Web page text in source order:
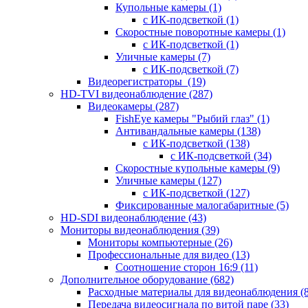
Купольные камеры (1)
с ИК-подсветкой (1)
Скоростные поворотные камеры (1)
с ИК-подсветкой (1)
Уличные камеры (7)
с ИК-подсветкой (7)
Видеорегистраторы (19)
HD-TVI видеонаблюдение (287)
Видеокамеры (287)
FishEye камеры "Рыбий глаз" (1)
Антивандальные камеры (138)
с ИК-подсветкой (138)
с ИК-подсветкой (34)
Скоростные купольные камеры (9)
Уличные камеры (127)
с ИК-подсветкой (127)
Фиксированные малогабаритные (5)
HD-SDI видеонаблюдение (43)
Мониторы видеонаблюдения (39)
Мониторы компьютерные (26)
Профессиональные для видео (13)
Соотношение сторон 16:9 (11)
Дополнительное оборудование (682)
Расходные материалы для видеонаблюдения
Передача видеосигнала по витой паре (33)